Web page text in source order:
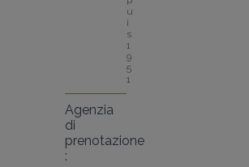
u
i
s
1
9
5
1
Agenzia
di
prenotazione
: